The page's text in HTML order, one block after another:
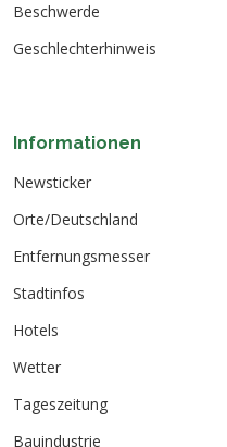
Beschwerde
Geschlechterhinweis
Informationen
Newsticker
Orte/Deutschland
Entfernungsmesser
Stadtinfos
Hotels
Wetter
Tageszeitung
Bauindustrie